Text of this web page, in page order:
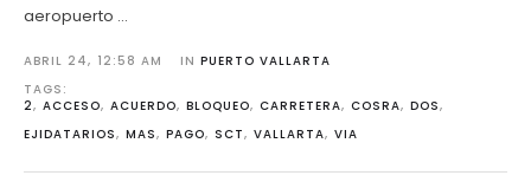
aeropuerto …
ABRIL 24, 12:58 AM IN PUERTO VALLARTA
TAGS:
2, ACCESO, ACUERDO, BLOQUEO, CARRETERA, COSRA, DOS,
EJIDATARIOS, MAS, PAGO, SCT, VALLARTA, VIA